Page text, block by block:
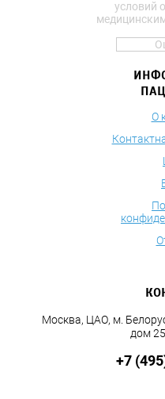
условий
О
Москва, ЦАО, м.
дом
+7